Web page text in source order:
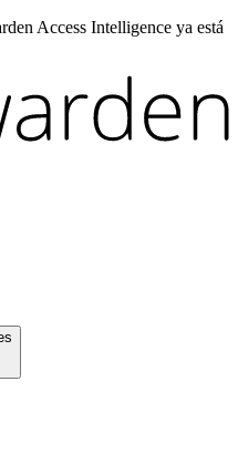
Access Intelligence ya está